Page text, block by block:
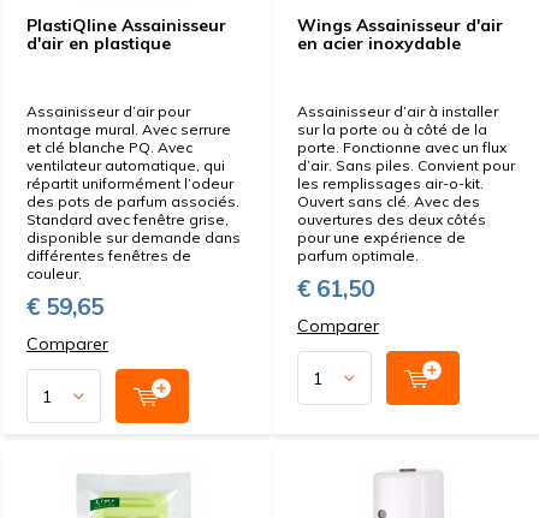
PlastiQline Assainisseur
d'air en plastique
Assainisseur d’air pour
montage mural. Avec serrure
et clé blanche PQ. Avec
ventilateur automatique, qui
répartit uniformément l’odeur
des pots de parfum associés.
Standard avec fenêtre grise,
disponible sur demande dans
différentes fenêtres de
couleur.
€ 59,65
Comparer
Wings Assainisseur d'air
en acier inoxydable
Assainisseur d’air à installer
sur la porte ou à côté de la
porte. Fonctionne avec un flux
d’air. Sans piles. Convient pour
les remplissages air-o-kit.
Ouvert sans clé. Avec des
ouvertures des deux côtés
pour une expérience de
parfum optimale.
€ 61,50
Comparer